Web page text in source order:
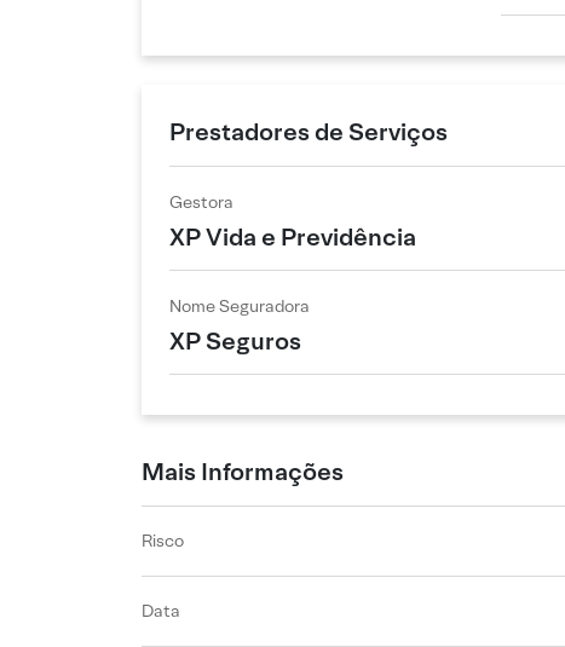
Prestadores de Serviços
Gestora
XP Vida e Previdência
Nome Seguradora
XP Seguros
Mais Informações
Risco
Data